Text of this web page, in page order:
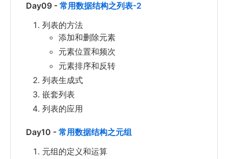
Day09 - 常用数据结构之列表-2
列表的方法
添加和删除元素
元素位置和频次
元素排序和反转
列表生成式
嵌套列表
列表的应用
Day10 - 常用数据结构之元组
元组的定义和运算